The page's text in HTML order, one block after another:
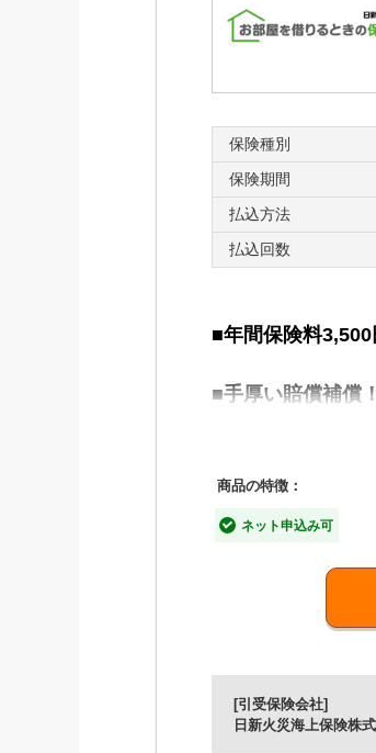
■補償内容
病気やケガにより所
三大疾病一時金特約
※「働けないときの保険
※このページでは、ネッ
※webサイトでご契約いた
保険種別
保険期間
払込方法
払込回数
■年間保険料3,500
■手厚い賠償補償！
■示談交渉サービ
■見積り・申込み
メールアドレスとク
■すまいと暮らし
水まわりのトラブル
商品の特徴：
ネット申込み可
[引受保険会社]
日新火災海上保険株